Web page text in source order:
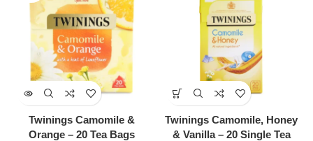
Twinings Camomile &
Orange – 20 Tea Bags
Twinings Camomile, Honey
& Vanilla – 20 Single Tea